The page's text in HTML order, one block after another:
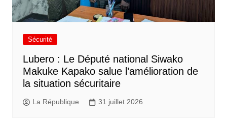
Sécurité
Lubero : Le Député national Siwako
Makuke Kapako salue l’amélioration de
la situation sécuritaire
La République 31 juillet 2026